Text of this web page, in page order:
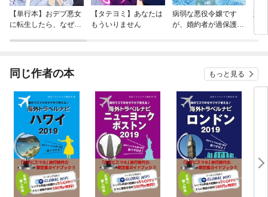
【単行本】おデブ悪女
に転生したら、なぜか
【タテヨミ】あなたは
もういりません
病弱な悪役令嬢です
が、婚約者が過保護す
妹
同じ作者の本 もっと見る